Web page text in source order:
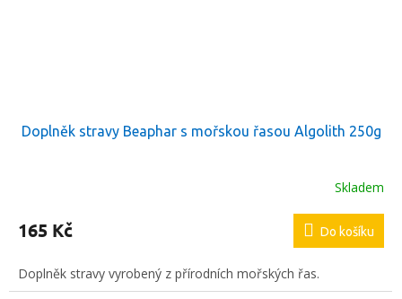
Doplněk stravy Beaphar s mořskou řasou Algolith 250g
Skladem
165 Kč Do košíku
Doplněk stravy vyrobený z přírodních mořských řas.